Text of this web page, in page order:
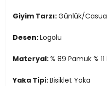
Kalıp Bilgisi: Regular Fit
Basen : 100 cm / Beden : M
Yaş Grubu:Yetişkin
3DK1G081GL0822237377.VR033
Giyim Tarzı:Günlük/
Desen:Logolu
Materyal:% 89 Pamuk %
Yaka Tipi:Bisiklet Yaka